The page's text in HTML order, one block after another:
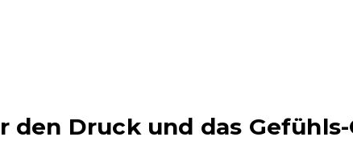
den Druck und das Gefühls-